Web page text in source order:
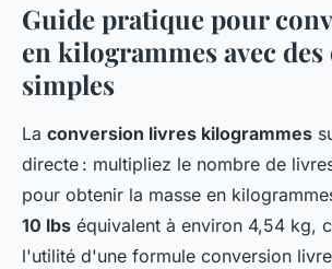
Guide pratique pour
en kilogrammes avec
simples
La conversion livres kilogrammes
directe : multipliez le nombre de
pour obtenir la masse en
10 lbs équivalent à environ 4,54 kg,
l'utilité d'une formule conversion